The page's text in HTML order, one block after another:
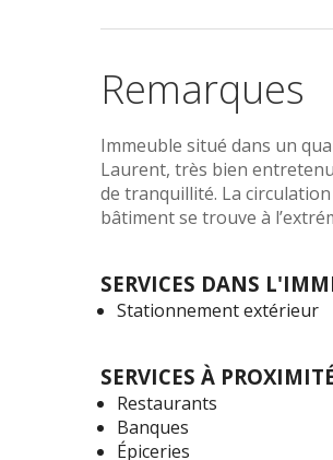
Remarques
Immeuble situé dans un
Laurent, très bien
de tranquillité. La
bâtiment se trouve à
SERVICES DANS
Stationnement extérieur
SERVICES À
Restaurants
Banques
Épiceries